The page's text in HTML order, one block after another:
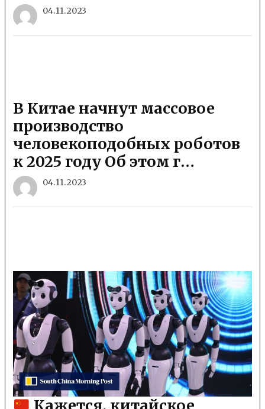
04.11.2023
В Китае начнут массовое
производство
человекоподобных роботов
к 2025 году Об этом г…
04.11.2023
Кажется, китайское